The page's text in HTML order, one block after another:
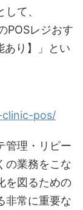
て、
POSレジおす
あり】」とい
pos/
管理・リピー
の業務をこな
を図るための
非常に重要な